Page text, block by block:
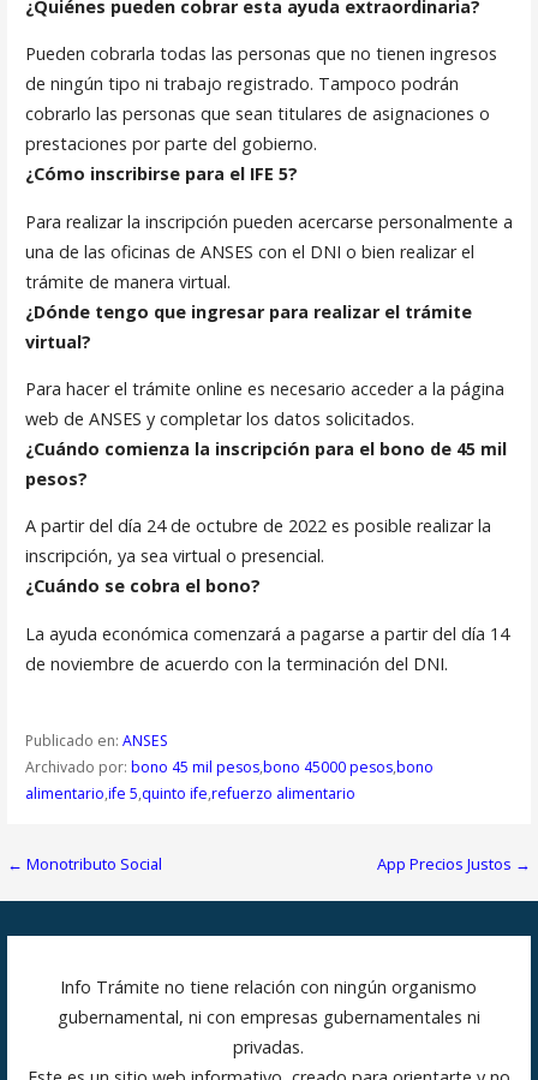
¿Quiénes pueden cobrar esta ayuda extraordinaria?
Pueden cobrarla todas las personas que no tienen ingresos
de ningún tipo ni trabajo registrado. Tampoco podrán
cobrarlo las personas que sean titulares de asignaciones o
prestaciones por parte del gobierno.
¿Cómo inscribirse para el IFE 5?
Para realizar la inscripción pueden acercarse personalmente a
una de las oficinas de ANSES con el DNI o bien realizar el
trámite de manera virtual.
¿Dónde tengo que ingresar para realizar el trámite
virtual?
Para hacer el trámite online es necesario acceder a la página
web de ANSES y completar los datos solicitados.
¿Cuándo comienza la inscripción para el bono de 45 mil
pesos?
A partir del día 24 de octubre de 2022 es posible realizar la
inscripción, ya sea virtual o presencial.
¿Cuándo se cobra el bono?
La ayuda económica comenzará a pagarse a partir del día 14
de noviembre de acuerdo con la terminación del DNI.
Publicado en: ANSES
Archivado por: bono 45 mil pesos,bono 45000 pesos,bono
alimentario,ife 5,quinto ife,refuerzo alimentario
Navegación
de
entradas
← Monotributo Social App Precios Justos →
Info Trámite no tiene relación con ningún organismo
gubernamental, ni con empresas gubernamentales ni
privadas.